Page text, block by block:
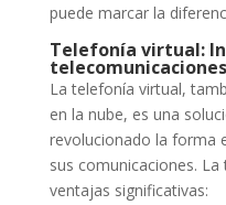
puede marcar la
Telefonía virtual:
telecomunicaciones
La telefonía virtual,
en la nube, es una
revolucionado la forma
sus comunicaciones.
ventajas significativas: